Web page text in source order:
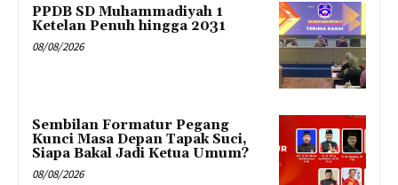
PPDB SD Muhammadiyah 1
Ketelan Penuh hingga 2031
08/08/2026
Sembilan Formatur Pegang
Kunci Masa Depan Tapak Suci,
Siapa Bakal Jadi Ketua Umum?
08/08/2026